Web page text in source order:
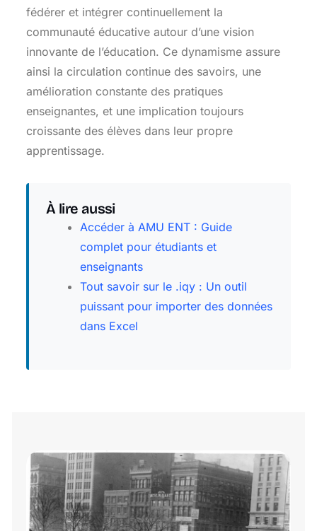
fédérer et intégrer continuellement la
communauté éducative autour d’une vision
innovante de l’éducation. Ce dynamisme assure
ainsi la circulation continue des savoirs, une
amélioration constante des pratiques
enseignantes, et une implication toujours
croissante des élèves dans leur propre
apprentissage.
À lire aussi
Accéder à AMU ENT : Guide
complet pour étudiants et
enseignants
Tout savoir sur le .iqy : Un outil
puissant pour importer des données
dans Excel